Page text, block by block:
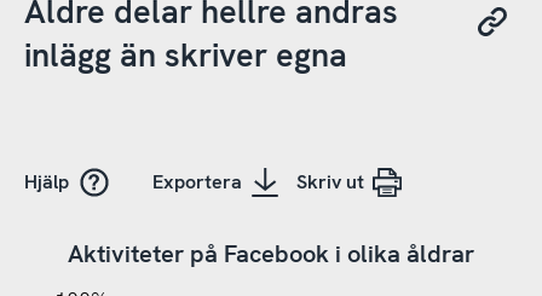
Äldre delar hellre andras
inlägg än skriver egna
Hjälp Exportera Skriv ut
Aktiviteter på Facebook i olika åldrar